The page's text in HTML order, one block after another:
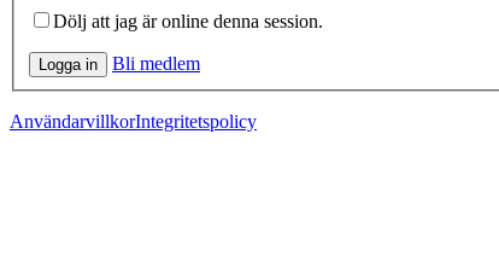
Dölj att jag är online denna session.
Logga in Bli medlem
AnvändarvillkorIntegritetspolicy